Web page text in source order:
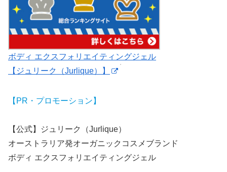
ボディ エクスフォリエイティングジェル
【ジュリーク（Jurlique）】
【PR・プロモーション】
【公式】ジュリーク（Jurlique）
オーストラリア発オーガニックコスメブランド
ボディ エクスフォリエイティングジェル